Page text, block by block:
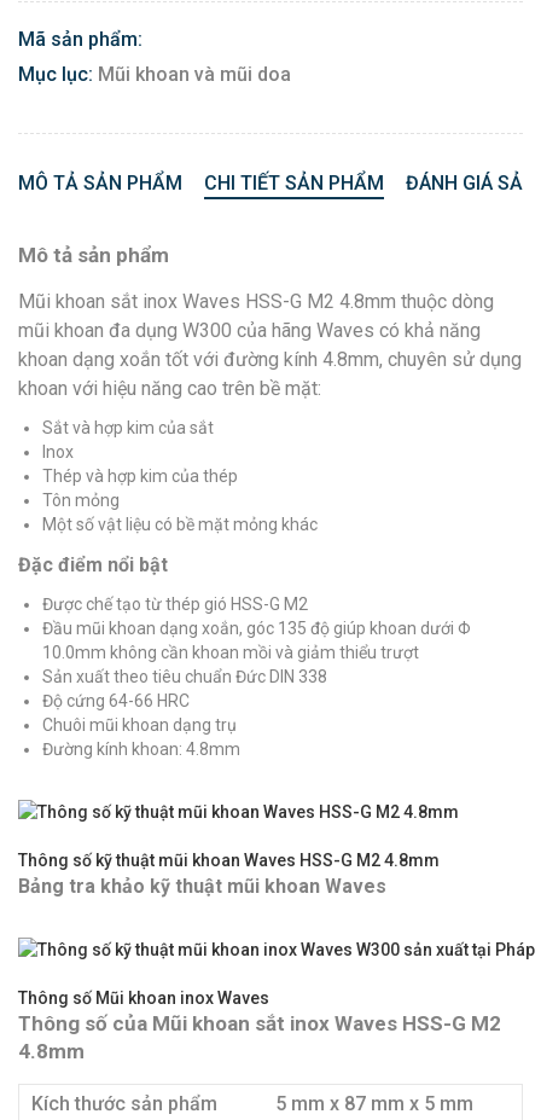
Mã sản phẩm:
Mục lục: Mũi khoan và mũi doa
MÔ TẢ SẢN PHẨM CHI TIẾT SẢN PHẨM ĐÁNH GIÁ
Mô tả sản phẩm
Mũi khoan sắt inox Waves HSS-G M2 4.8mm thuộc dòng
mũi khoan đa dụng W300 của hãng Waves có khả năng
khoan dạng xoắn tốt với đường kính 4.8mm, chuyên sử dụng
khoan với hiệu năng cao trên bề mặt:
Sắt và hợp kim của sắt
Inox
Thép và hợp kim của thép
Tôn mỏng
Một số vật liệu có bề mặt mỏng khác
Đặc điểm nổi bật
Được chế tạo từ thép gió HSS-G M2
Đầu mũi khoan dạng xoắn, góc 135 độ giúp khoan dưới Φ
10.0mm không cần khoan mồi và giảm thiểu trượt
Sản xuất theo tiêu chuẩn Đức DIN 338
Độ cứng 64-66 HRC
Chuôi mũi khoan dạng trụ
Đường kính khoan: 4.8mm
Thông số kỹ thuật mũi khoan Waves HSS-G M2 4.8mm
Bảng tra khảo kỹ thuật mũi khoan Waves
Thông số Mũi khoan inox Waves
Thông số của Mũi khoan sắt inox Waves HSS-G M2
4.8mm
Kích thước sản phẩm
5 mm x 87 mm x 5 mm